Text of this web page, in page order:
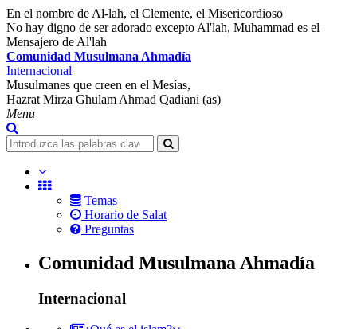
En el nombre de Al-lah, el Clemente, el Misericordioso
No hay digno de ser adorado excepto Al'lah, Muhammad es el
Mensajero de Al'lah
Comunidad Musulmana Ahmadía
Internacional
Musulmanes que creen en el Mesías,
Hazrat Mirza Ghulam Ahmad Qadiani (as)
Menu
Temas
Horario de Salat
Preguntas
Comunidad Musulmana Ahmadía
Internacional